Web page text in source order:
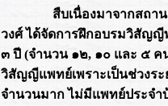
สืบเนื่องมาจากสถ
วงศ์ ได้จัดการฝึกอบรมวิสัญญี
๓ ปี (จำนวน ๑๒, ๑๐ และ ๕
วิสัญญีแพทย์เพราะเป็นช่วงระ
จำนวนมาก ไม่มีแพทย์ประจ